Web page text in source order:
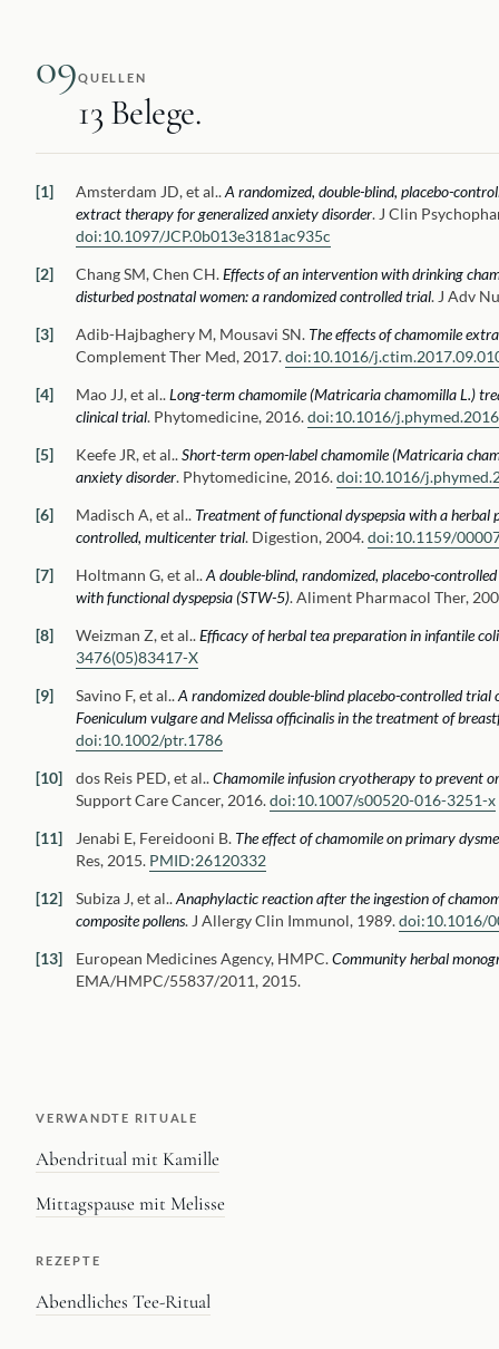
09QUELLEN
13 Belege.
Amsterdam JD, et al..A randomized, double-blind, placebo-
extract therapy for generalized anxiety disorder. J Clin
doi:10.1097/JCP.0b013e3181ac935c
Chang SM, Chen CH.Effects of an intervention with drinking
disturbed postnatal women: a randomized controlled trial. J Adv
Adib-Hajbaghery M, Mousavi SN. The effects of chamomile
Complement Ther Med, 2017.doi:10.1016/
Mao JJ, et al..Long-term chamomile (Matricaria chamomilla L.)
clinical trial. Phytomedicine, 2016.doi:10.1016/
Keefe JR, et al..Short-term open-label chamomile (Matricaria
anxiety disorder. Phytomedicine, 2016.doi:10.1016/
Madisch A, et al.. Treatment of functional dyspepsia with a herbal
controlled, multicenter trial. Digestion, 2004.doi:10.1159/
Holtmann G, et al..A double-blind, randomized, placebo-
with functional dyspepsia (STW-5).Aliment Pharmacol Ther,
Weizman Z, et al..Efficacy of herbal tea preparation in infantile
3476(05)83417-X
Savino F, et al..A randomized double-blind placebo-controlled
Foeniculum vulgare and Melissa officinalis in the treatment of
doi:10.1002/ptr.1786
dos Reis PED, et al..Chamomile infusion cryotherapy to prevent
Support Care Cancer, 2016.doi:10.1007/s00520-016-3251-x
Jenabi E, Fereidooni B. The effect of chamomile on primary
Res, 2015. PMID:26120332
Subiza J, et al..Anaphylactic reaction after the ingestion of
composite pollens. J Allergy Clin Immunol, 1989.doi:10.1016/
European Medicines Agency, HMPC.Community herbal
EMA/HMPC/55837/2011, 2015.
VERWANDTE RITUALE
Abendritual mit Kamille
Mittagspause mit Melisse
REZEPTE
Abendliches Tee-Ritual